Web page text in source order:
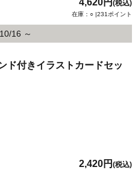
4,620円 (税込)
在庫：○ |231ポイント
16 ～
ド付きイラストカードセッ
2,420円 (税込)